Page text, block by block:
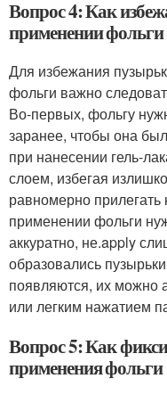
Вопрос 4: Как
применении фольги
Для избежания
фольги важно
Во-первых, фольгу
заранее, чтобы она
при нанесении гель-
слоем, избегая
равномерно прилегать
применении фольги
аккуратно, не.apply
образовались
появляются, их можно
или легким нажатием
Вопрос 5: Как
применения фольги